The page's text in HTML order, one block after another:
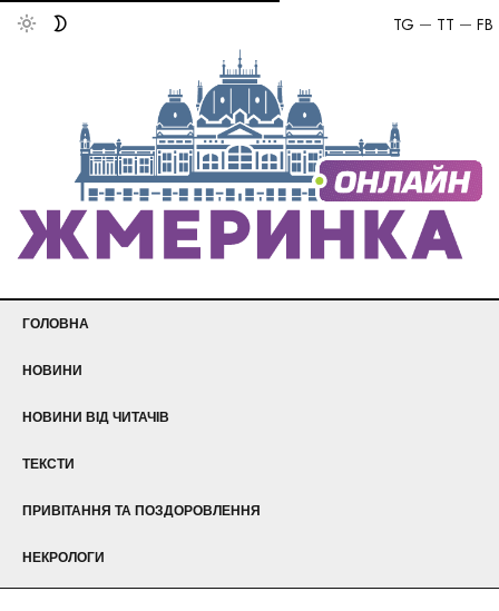
FB
TT
TG
ГОЛОВНА
НОВИНИ
НОВИНИ ВІД ЧИТАЧІВ
ТЕКСТИ
ПРИВІТАННЯ ТА ПОЗДОРОВЛЕННЯ
НЕКРОЛОГИ